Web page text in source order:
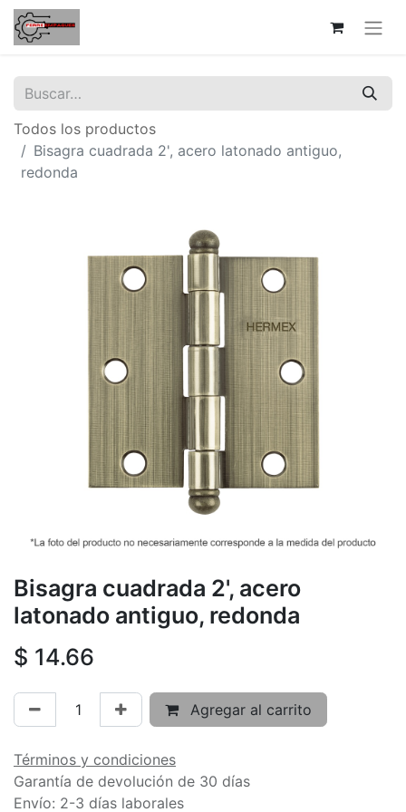
Todos los productos
Bisagra cuadrada 2', acero latonado antiguo,
redonda
Bisagra cuadrada 2', acero
latonado antiguo, redonda
$ 14.66
Agregar al carrito
Términos y condiciones
Garantía de devolución de 30 días
Envío: 2-3 días laborales